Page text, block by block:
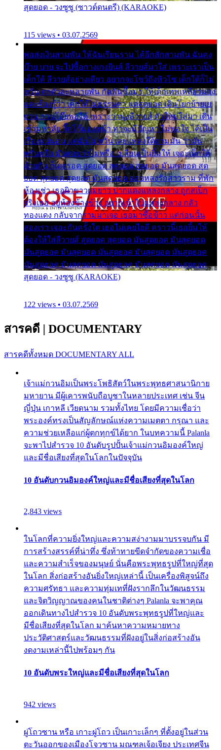
สุดยอด - วงซูซู (ซาวด์ดนตรี) (KARAOKE)
115 views • 03.07.2569
พ่อส่งเงินสามพัน ให้ฉันเรียนราม ได้อีกสักสามพัน ฉันคง
บ๊าย บาย จะไปซื้อกางเกงยีนส์ ลีวายส์มาใส่ เพราะเราเป็น
เด็กใต้ ลีวายส์อย่างเดียว อยากจะโชว์ถึงหิวโซ เด็กใต้ก็ไม่
หวั่น ตกตัวละหลายพัน กัดฟันซื้อมา ให้เด็กเทพเหลียวมอง
และต้องรู้ว่า เด็กใต้ไม่ธรรมดา แต่สุดยอด เดินโยกย้ายเย
ยวน กวนโอ๊ยพอได้ เพราะว่านุ่งลีวายส์ ตัวใหม่ใส่มา เดิน
เข้ามหาลัย จิ๊กโก๊มองหน้า ท่าจะมีปัญหา ไม่พอใจ ได้เป็น
เรื่องแน่นอน แต่ฉันไม่หวั่น เลยแหลงใต้ถามมัน ว่ามัน
พรั่นพรือ มันตอบว่าไม่พรื่อ เปลี่ยนเป็นยิ้มให้ เจอะเด็กใต้
ด้วยกัน ก็เลยรอด สุดยอด สุดยอด สุดยอด มันสุดยอด สุด
ยอด สุดยอด สุดยอด มันสุดยอด แอบหลงรักสาวราม ที่พัก
ห้องเช่า เธอผิวขาวผมยาว ปากแดงแหลงกลาง ถูกสเป็ก
จริงเธอ อยู่ห้องข้างข้าง อยากเข้าไปแหลงกลาง กลัว
ทองแดง กลับจากรามมาเจอ เธอมาซื้อข้าว แต่ก่อนนั้น
สองเรา เจอะกันครั้งใด เธอไม่เคยไยดี คราวนี้เธอยิ้มให้
ต้องให้ใส่ลีวายส์ สุดยอด สุดยอด มันสุดยอด มันสุดยอด
มันสุดยอด มันสุดยอด มันสุดยอด มันสุดยอด มันสุดยอด
มันสุดยอด มันสุดยอด มันสุดยอด มันสุดยอด มันสุดยอด
สุดยอด - วงซูซู (KARAOKE)
122 views • 03.07.2569
สารคดี | DOCUMENTARY
สารคดีทั้งหมด DOCUMENTARY ALL
เจ้าแม่กวนอิมเป็นพระโพธิสัตว์ในพระพุทธศาสนานิกาย
มหายาน มีผู้เคารพนับถือบูชาในหลายประเทศ เช่น จีน
ญี่ปุ่น เกาหลี เวียดนาม รวมทั้งไทย โดยมีความเชื่อว่า
พระองค์ทรงเป็นสัญลักษณ์แห่งความเมตตา กรุณา และ
ความช่วยเหลือแก่ผู้ตกทุกข์ได้ยาก ในบทความนี้ Palanla
จะพาไปสำรวจ 10 อันดับรูปปั้นเจ้าแม่กวนอิมองค์ใหญ่
และมีชื่อเสียงที่สุดในโลกในปัจจุบัน
10 อันดับกวนอิมองค์ใหญ่และมีชื่อเสียงที่สุดในโลก
2,843 views
ในโลกที่ความยิ่งใหญ่และความสง่างามมาบรรจบกัน มี
การสร้างสรรค์ที่น่าทึ่ง ซึ่งท้าทายขีดจำกัดของความเชื่อ
และความสำเร็จของมนุษย์ นั่นคือพระพุทธรูปที่ใหญ่ที่สุด
ในโลก สิ่งก่อสร้างอันยิ่งใหญ่เหล่านี้ เป็นเครื่องพิสูจน์ถึง
ความศรัทธา และความทุ่มเทที่ฝังรากลึกในวัฒนธรรม
และจิตวิญญาณของคนในชาติต่างๆ Palanla จะพาคุณ
ออกเดินทางไปสำรวจ 10 อันดับพระพุทธรูปที่ใหญ่และ
มีชื่อเสียงที่สุดในโลก มาค้นหาความหมายทาง
ประวัติศาสตร์และวัฒนธรรมที่ฝังอยู่ในสิ่งก่อสร้างอัน
งดงามเหล่านี้ไปพร้อมๆ กัน
10 อันดับพระใหญ่และมีชื่อเสียงที่สุดในโลก
942 views
ผู่โถวซาน หรือ เกาะผู่โถว เป็นเกาะเล็กๆ ที่ตั้งอยู่ในส่วน
ตะวันออกของเมืองโจวซาน มณฑลเจ้อเจียง ประเทศจีน